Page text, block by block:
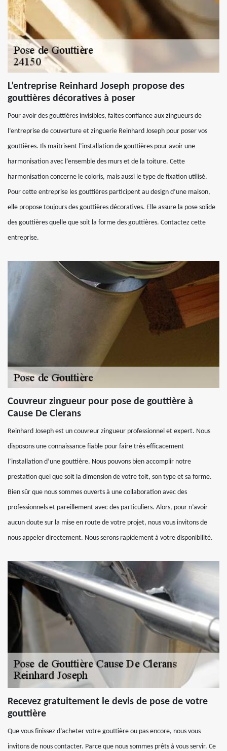
L’entreprise Reinhard Joseph propose des
gouttières décoratives à poser
Pour avoir des gouttières invisibles, faites confiance aux zingueurs de
l’entreprise de couverture et zinguerie Reinhard Joseph pour poser vos
gouttières. Ils maitrisent l’installation de gouttières pour avoir une
harmonisation avec l’ensemble des murs et de la toiture. Cette
harmonisation concerne le coloris, mais aussi le type de fixation utilisé.
Pour cette entreprise les gouttières participent au design d’une maison,
elle propose toujours des gouttières décoratives. Elle assure la pose solide
des gouttières quelle que soit la forme des gouttières. Contactez cette
entreprise.
Couvreur zingueur pour pose de gouttière à
Cause De Clerans
Reinhard Joseph est un couvreur zingueur professionnel et expert. Nous
disposons une connaissance fiable pour faire très efficacement
l’installation d’une gouttière. Nous pouvons bien accomplir notre
prestation quel que soit la dimension de votre toit, son type et sa forme.
Bien sûr que nous sommes ouverts à une collaboration avec des
professionnels et pareillement avec des particuliers. Alors, pour n’avoir
aucun doute sur la mise en route de votre projet, nous vous invitons de
nous appeler directement. Nous serons rapidement à votre disponibilité.
Recevez gratuitement le devis de pose de votre
gouttière
Que vous finissez d’acheter votre gouttière ou pas encore, nous vous
invitons de nous contacter. Parce que nous sommes prêts à vous servir. Ce